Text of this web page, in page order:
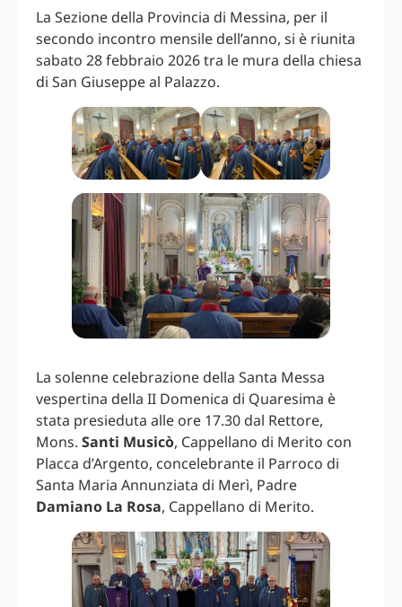
La Sezione della Provincia di Messina, per il
secondo incontro mensile dell’anno, si è riunita
sabato 28 febbraio 2026 tra le mura della chiesa
di San Giuseppe al Palazzo.
La solenne celebrazione della Santa Messa
vespertina della II Domenica di Quaresima è
stata presieduta alle ore 17.30 dal Rettore,
Mons. Santi Musicò, Cappellano di Merito con
Placca d’Argento, concelebrante il Parroco di
Santa Maria Annunziata di Merì, Padre
Damiano La Rosa, Cappellano di Merito.